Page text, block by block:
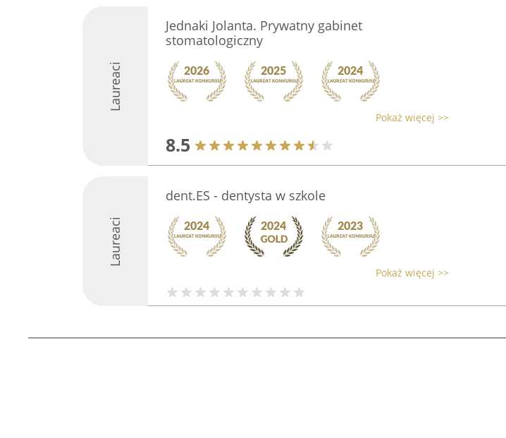
Laureaci
Jednaki Jolanta. Prywatny gabinet
stomatologiczny
Pokaż więcej >>
8.5
Laureaci
dent.ES - dentysta w szkole
Pokaż więcej >>